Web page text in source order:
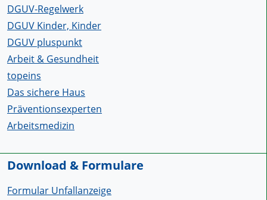
DGUV-Regelwerk
DGUV Kinder, Kinder
DGUV pluspunkt
Arbeit & Gesundheit
topeins
Das sichere Haus
Präventionsexperten
Arbeitsmedizin
Download & Formulare
Formular Unfallanzeige